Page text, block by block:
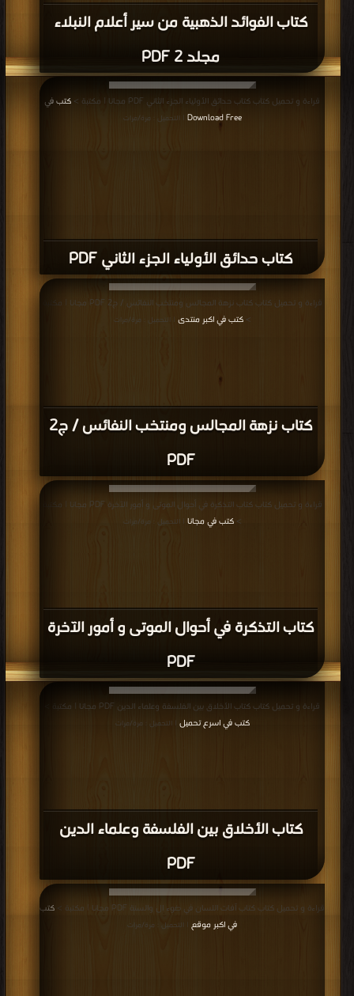
كتاب الفوائد الذهبية من سير أعلام النبلاء
مجلد 2 PDF
كتاب حدائق الأولياء الجزء الثاني PDF
قراءة و تحميل كتاب كتاب حدائق الأولياء الجزء الثاني PDF مجانا | مكتبة >
كتب في
Download Free
| التحميل : مرة/مرات
كتاب نزهة المجالس ومنتخب النفائس / ج2
PDF
قراءة و تحميل كتاب كتاب نزهة المجالس ومنتخب النفائس / ج2 PDF مجانا | مكتبة
>كتب في اكبر منتدى | التحميل : مرة/مرات
كتاب التذكرة في أحوال الموتى و أمور الآخرة
PDF
قراءة و تحميل كتاب كتاب التذكرة في أحوال الموتى و أمور الآخرة PDF مجانا | مكتبة
>كتب في مجانا | التحميل : مرة/مرات
كتاب الأخلاق بين الفلسفة وعلماء الدين
PDF
قراءة و تحميل كتاب كتاب الأخلاق بين الفلسفة وعلماء الدين PDF مجانا | مكتبة >
كتب في اسرع تحميل
| التحميل : مرة/مرات
قراءة و تحميل كتاب كتاب آفات اللسان في ضوء ال والسنة PDF مجانا | مكتبة >
كتب
في اكبر موقع
| التحميل : مرة/مرات